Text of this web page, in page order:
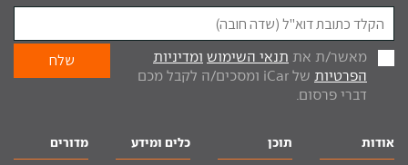
מאשר/ת את תנאי השימוש ומדיניות
הפרטיות
של iCar ומסכים/ה לקבל מכם
דברי פרסום.
אודות תוכן כלים ומידע מדורים